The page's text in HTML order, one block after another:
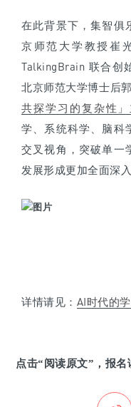
在此背景下，集智俱
京师范大学教授崔
TalkingBrain 联合创
北京师范大学博士后
共探学习的复杂性
学、系统科学、脑科
交叉视角，突破单一
发展形成更加全面深入
详情请见： AI时代的
点击“阅读原文”，报名